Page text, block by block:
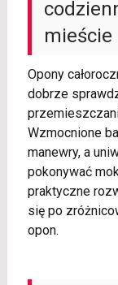
mieście
Opony
dobrze
Wzmocnione
manewry, a
pokonywać
praktyczne
się po
opon.